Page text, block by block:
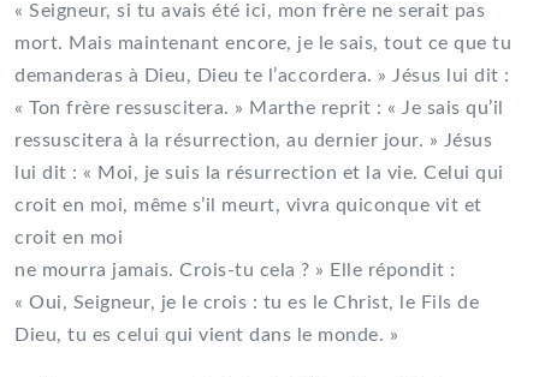
« Seigneur, si tu avais été ici, mon frère ne serait pas
mort. Mais maintenant encore, je le sais, tout ce que tu
demanderas à Dieu, Dieu te l’accordera. » Jésus lui dit :
« Ton frère ressuscitera. » Marthe reprit : « Je sais qu’il
ressuscitera à la résurrection, au dernier jour. » Jésus
lui dit : « Moi, je suis la résurrection et la vie. Celui qui
croit en moi, même s’il meurt, vivra quiconque vit et
croit en moi
ne mourra jamais. Crois-tu cela ? » Elle répondit :
« Oui, Seigneur, je le crois : tu es le Christ, le Fils de
Dieu, tu es celui qui vient dans le monde. »